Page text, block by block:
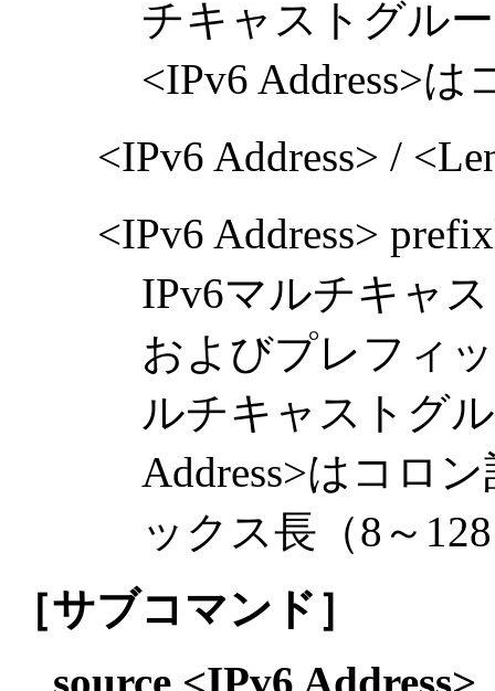
チキャストグル
<IPv6 Address>
<IPv6 Address> /
<IPv6 Address>
IPv6マルチキャ
およびプレフィ
ルチキャストグ
Address>はコロ
ックス長（8～
［サブコマンド］
source <IPv6 Address>